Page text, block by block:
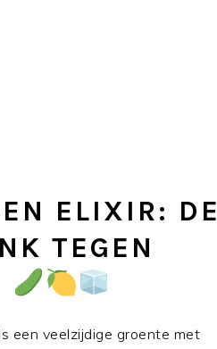
ELIXIR: DE
TEGEN
een veelzijdige groente met